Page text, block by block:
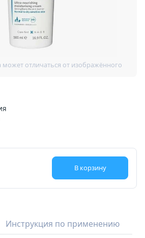
В корзину
Инструкция по применению